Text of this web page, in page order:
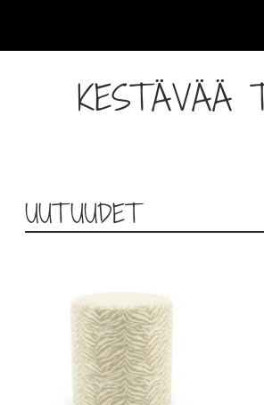
KESTÄVÄÄ
UUTUUDET